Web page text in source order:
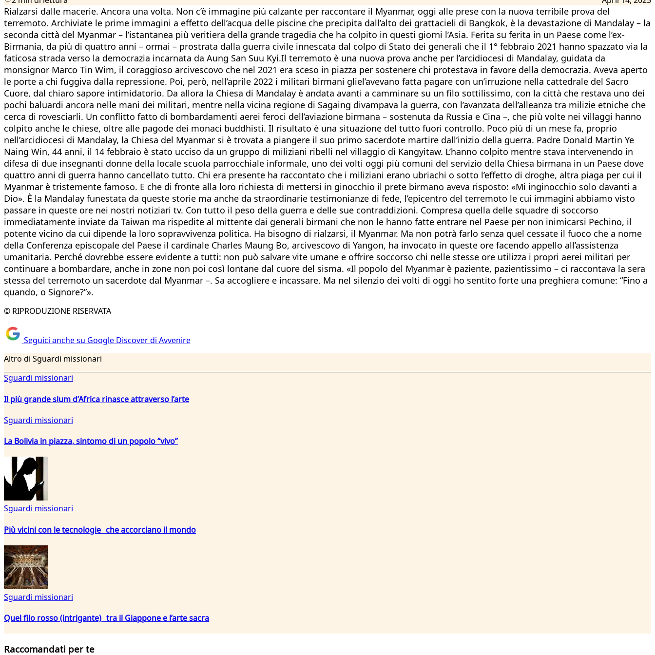
Rialzarsi dalle macerie. Ancora una volta. Non c’è immagine più calzante per raccontare il Myanmar, oggi alle prese con la nuova terribile prova del
terremoto. Archiviate le prime immagini a effetto dell’acqua delle piscine che precipita dall’alto dei grattacieli di Bangkok, è la devastazione di Mandalay – la
seconda città del Myanmar – l’istantanea più veritiera della grande tragedia che ha colpito in questi giorni l’Asia. Ferita su ferita in un Paese come l’ex-
Birmania, da più di quattro anni – ormai – prostrata dalla guerra civile innescata dal colpo di Stato dei generali che il 1° febbraio 2021 hanno spazzato via la
faticosa strada verso la democrazia incarnata da Aung San Suu Kyi.Il terremoto è una nuova prova anche per l’arcidiocesi di Mandalay, guidata da
monsignor Marco Tin Wim, il coraggioso arcivescovo che nel 2021 era sceso in piazza per sostenere chi protestava in favore della democrazia. Aveva aperto
le porte a chi fuggiva dalla repressione. Poi, però, nell’aprile 2022 i militari birmani gliel’avevano fatta pagare con un’irruzione nella cattedrale del Sacro
Cuore, dal chiaro sapore intimidatorio. Da allora la Chiesa di Mandalay è andata avanti a camminare su un filo sottilissimo, con la città che restava uno dei
pochi baluardi ancora nelle mani dei militari, mentre nella vicina regione di Sagaing divampava la guerra, con l’avanzata dell’alleanza tra milizie etniche che
cerca di rovesciarli. Un conflitto fatto di bombardamenti aerei feroci dell’aviazione birmana – sostenuta da Russia e Cina –, che più volte nei villaggi hanno
colpito anche le chiese, oltre alle pagode dei monaci buddhisti. Il risultato è una situazione del tutto fuori controllo. Poco più di un mese fa, proprio
nell’arcidiocesi di Mandalay, la Chiesa del Myanmar si è trovata a piangere il suo primo sacerdote martire dall’inizio della guerra. Padre Donald Martin Ye
Naing Win, 44 anni, il 14 febbraio è stato ucciso da un gruppo di miliziani ribelli nel villaggio di Kangyitaw. L’hanno colpito mentre stava intervenendo in
difesa di due insegnanti donne della locale scuola parrocchiale informale, uno dei volti oggi più comuni del servizio della Chiesa birmana in un Paese dove
quattro anni di guerra hanno cancellato tutto. Chi era presente ha raccontato che i miliziani erano ubriachi o sotto l’effetto di droghe, altra piaga per cui il
Myanmar è tristemente famoso. E che di fronte alla loro richiesta di mettersi in ginocchio il prete birmano aveva risposto: «Mi inginocchio solo davanti a
Dio». È la Mandalay funestata da queste storie ma anche da straordinarie testimonianze di fede, l’epicentro del terremoto le cui immagini abbiamo visto
passare in queste ore nei nostri notiziari tv. Con tutto il peso della guerra e delle sue contraddizioni. Compresa quella delle squadre di soccorso
immediatamente inviate da Taiwan ma rispedite al mittente dai generali birmani che non le hanno fatte entrare nel Paese per non inimicarsi Pechino, il
potente vicino da cui dipende la loro sopravvivenza politica. Ha bisogno di rialzarsi, il Myanmar. Ma non potrà farlo senza quel cessate il fuoco che a nome
della Conferenza episcopale del Paese il cardinale Charles Maung Bo, arcivescovo di Yangon, ha invocato in queste ore facendo appello all’assistenza
umanitaria. Perché dovrebbe essere evidente a tutti: non può salvare vite umane e offrire soccorso chi nelle stesse ore utilizza i propri aerei militari per
continuare a bombardare, anche in zone non poi così lontane dal cuore del sisma. «Il popolo del Myanmar è paziente, pazientissimo – ci raccontava la sera
stessa del terremoto un sacerdote dal Myanmar –. Sa accogliere e incassare. Ma nel silenzio dei volti di oggi ho sentito forte una preghiera comune: “Fino a
quando, o Signore?”».
© RIPRODUZIONE RISERVATA
Seguici anche su Google Discover di Avvenire
Altro di Sguardi missionari
Sguardi missionari
Il più grande slum d’Africa rinasce attraverso l’arte
Sguardi missionari
La Bolivia in piazza, sintomo di un popolo “vivo”
Sguardi missionari
Più vicini con le tecnologie che accorciano il mondo
Sguardi missionari
Quel filo rosso (intrigante) tra il Giappone e l’arte sacra
Raccomandati per te